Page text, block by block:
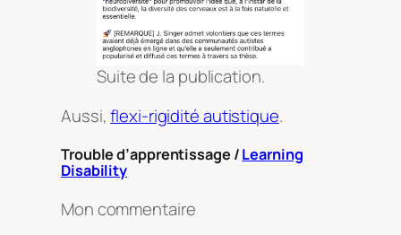
Suite de la publication.
Aussi,flexi-rigidité autistique.
Trouble d’apprentissage /Learning
Disability
Mon commentaire